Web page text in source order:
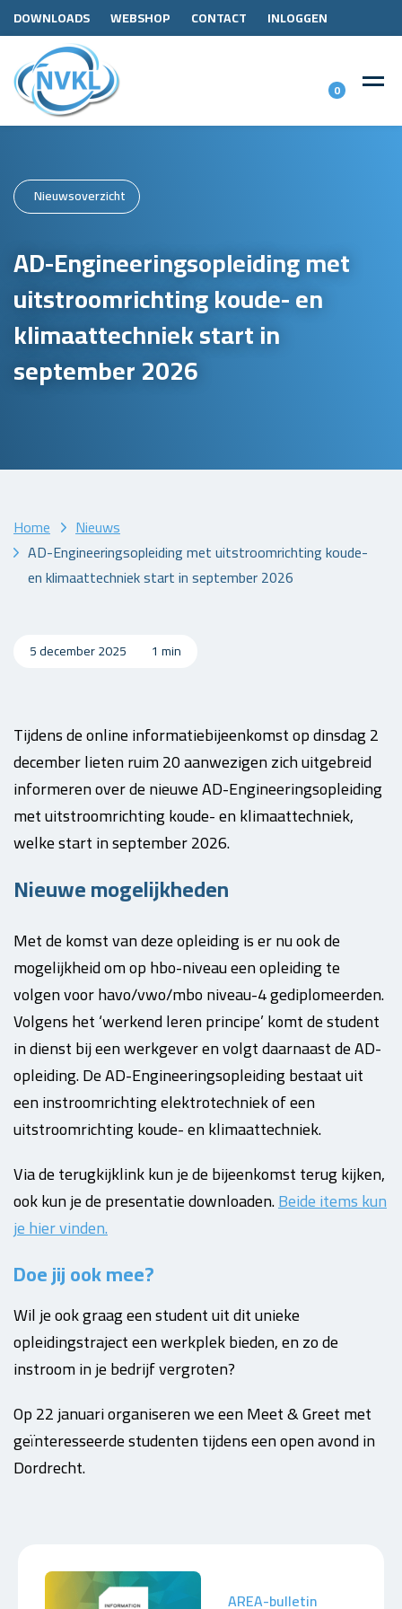
DOWNLOADS WEBSHOP CONTACT INLOGGEN
0
Nieuwsoverzicht
AD-Engineeringsopleiding met
uitstroomrichting koude- en
klimaattechniek start in
september 2026
Home
Nieuws
AD-Engineeringsopleiding met uitstroomrichting koude-
en klimaattechniek start in september 2026
5 december 2025 1 min
Tijdens de online informatiebijeenkomst op dinsdag 2
december lieten ruim 20 aanwezigen zich uitgebreid
informeren over de nieuwe AD-Engineeringsopleiding
met uitstroomrichting koude- en klimaattechniek,
welke start in september 2026.
Nieuwe mogelijkheden
Met de komst van deze opleiding is er nu ook de
mogelijkheid om op hbo-niveau een opleiding te
volgen voor havo/vwo/mbo niveau-4 gediplomeerden.
Volgens het ‘werkend leren principe’ komt de student
in dienst bij een werkgever en volgt daarnaast de AD-
opleiding. De AD-Engineeringsopleiding bestaat uit
een instroomrichting elektrotechniek of een
uitstroomrichting koude- en klimaattechniek.
Via de terugkijklink kun je de bijeenkomst terug kijken,
ook kun je de presentatie downloaden.Beide items kun
je hier vinden.
Doe jij ook mee?
Wil je ook graag een student uit dit unieke
opleidingstraject een werkplek bieden, en zo de
instroom in je bedrijf vergroten?
Op 22 januari organiseren we een Meet & Greet met
geïnteresseerde studenten tijdens een open avond in
Dordrecht.
AREA-bulletin